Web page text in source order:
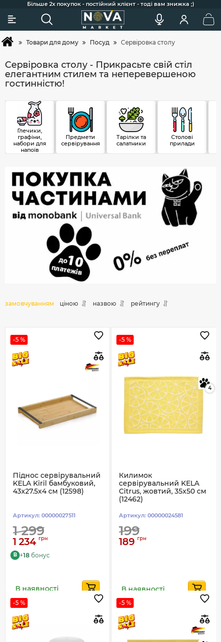
Сковорідки для індукції, гриля та щоденного готування
Більше 2х покупок - постійний клієнт - тоді вам знижка ;)
Акції та додаткові знижки для постійних клієнтів
Найкраща професійна косметика для догляду
Широкий вибір товарів та зручний підбір
Швидка доставка по Україні
Покупка товарів в кредит
Товари для дому Посуд Сервіровка столу
Сервіровка столу - Прикрасьте свій стіл
елегантним стилем та неперевершеною
гостинністю!
Глечики,
графіни,
набори для
напоїв
Предмети
сервірування
Тарілки та
салатники
Столові
прилади
замовчуванням ціною назвою рейтингу
-5 %
Піднос сервірувальний
KELA Kiril бамбуковий,
43x27.5х4 см (12598)
Артикул: 00000027511
1 299
1 234 грн
B +18 бонус
В наявності
-5 %
4
Килимок
сервірувальний KELA
Citrus, жовтий, 35x50 см
(12462)
Артикул: 00000024581
199
189 грн
В наявності
-5 % -5 %